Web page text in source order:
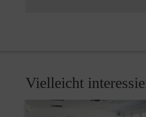
Vielleicht
Pause